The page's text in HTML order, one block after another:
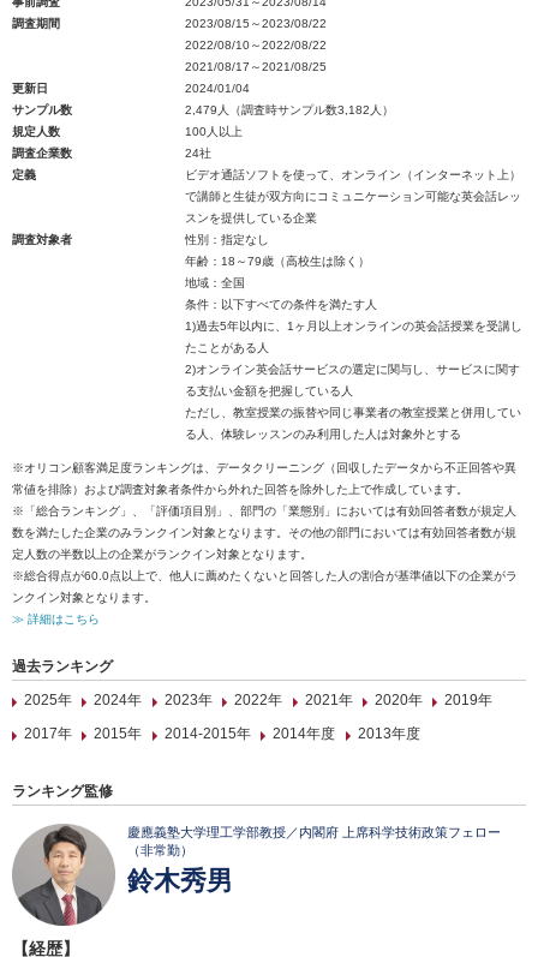
調査期間
2023/08/15～2023/08/22
2022/08/10～2022/08/22
2021/08/17～2021/08/25
更新日
2024/01/04
サンプル数
2,479人（調査時サンプル数3,182人）
規定人数
100人以上
調査企業数
24社
定義
ビデオ通話ソフトを使って、オンライン（インターネット上）
で講師と生徒が双方向にコミュニケーション可能な英会話レッ
スンを提供している企業
調査対象者
性別：指定なし
年齢：18～79歳（高校生は除く）
地域：全国
条件：以下すべての条件を満たす人
1)過去5年以内に、1ヶ月以上オンラインの英会話授業を受講し
たことがある人
2)オンライン英会話サービスの選定に関与し、サービスに関す
る支払い金額を把握している人
ただし、教室授業の振替や同じ事業者の教室授業と併用してい
る人、体験レッスンのみ利用した人は対象外とする
※オリコン顧客満足度ランキングは、データクリーニング（回収したデータから不正回答や異
常値を排除）および調査対象者条件から外れた回答を除外した上で作成しています。
※「総合ランキング」、「評価項目別」、部門の「業態別」においては有効回答者数が規定人
数を満たした企業のみランクイン対象となります。その他の部門においては有効回答者数が規
定人数の半数以上の企業がランクイン対象となります。
※総合得点が60.0点以上で、他人に薦めたくないと回答した人の割合が基準値以下の企業がラ
ンクイン対象となります。
≫ 詳細はこちら
過去ランキング
2025年
2024年 2023年 2022年 2021年 2020年
2019年
2017年
2015年 2014-2015年 2014年度 2013年度
ランキング監修
慶應義塾大学理工学部教授／内閣府 上席科学技術政策フェロー
（非常勤）
鈴木秀男
【経歴】